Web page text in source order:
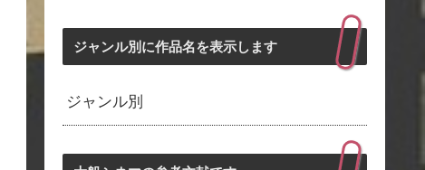
ジャンル別に作品名を表示します
ジャンル別